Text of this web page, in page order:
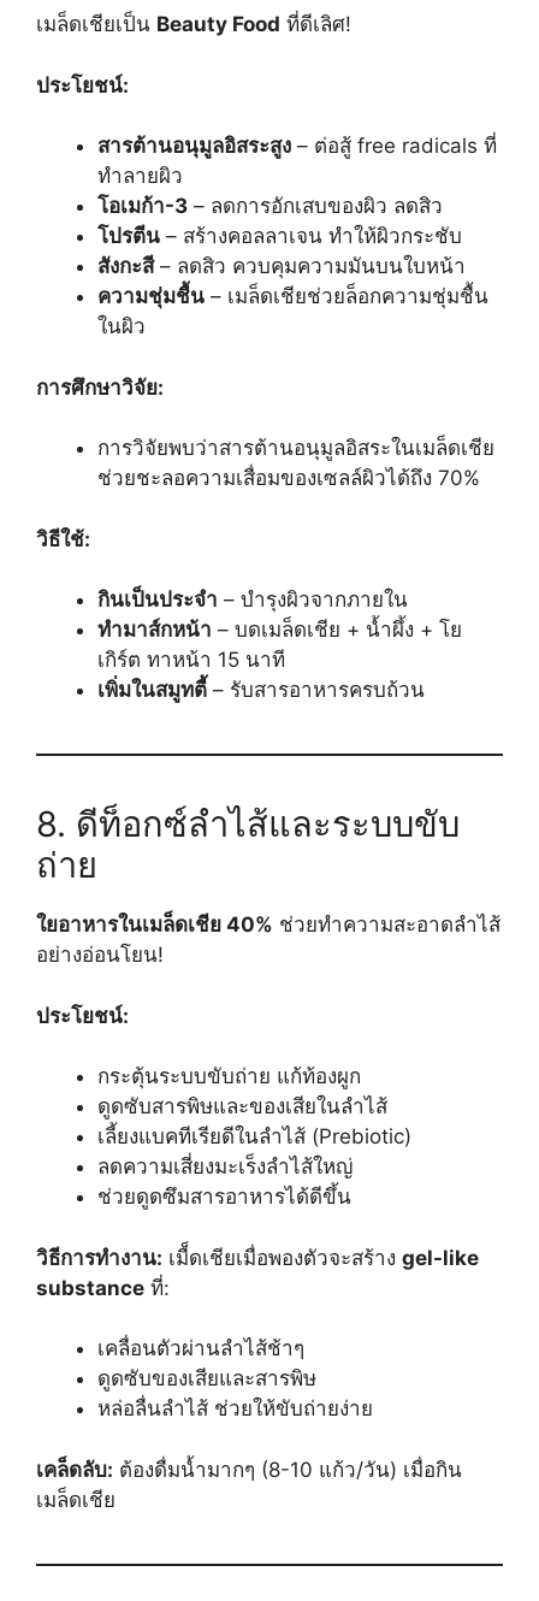
เมล็ดเชียเป็น Beauty Food ที่ดีเลิศ!
ประโยชน์:
สารต้านอนุมูลอิสระสูง – ต่อสู้ free radicals ที่
ทำลายผิว
โอเมก้า-3 – ลดการอักเสบของผิว ลดสิว
โปรตีน – สร้างคอลลาเจน ทำให้ผิวกระชับ
สังกะสี– ลดสิว ควบคุมความมันบนใบหน้า
ความชุ่มชื้น – เมล็ดเชียช่วยล็อกความชุ่มชื้น
ในผิว
การศึกษาวิจัย:
การวิจัยพบว่าสารต้านอนุมูลอิสระในเมล็ดเชีย
ช่วยชะลอความเสื่อมของเซลล์ผิวได้ถึง 70%
วิธีใช้:
กินเป็นประจำ – บำรุงผิวจากภายใน
ทำมาส์กหน้า – บดเมล็ดเชีย + น้ำผึ้ง + โย
เกิร์ต ทาหน้า 15 นาที
เพิ่มในสมูทตี้ – รับสารอาหารครบถ้วน
8. ดีท็อกซ์ลำไส้และระบบขับ
ถ่าย
ใยอาหารในเมล็ดเชีย 40% ช่วยทำความสะอาดลำไส้
อย่างอ่อนโยน!
ประโยชน์:
กระตุ้นระบบขับถ่าย แก้ท้องผูก
ดูดซับสารพิษและของเสียในลำไส้
เลี้ยงแบคทีเรียดีในลำไส้ (Prebiotic)
ลดความเสี่ยงมะเร็งลำไส้ใหญ่
ช่วยดูดซึมสารอาหารได้ดีขึ้น
วิธีการทำงาน: เมื็ดเชียเมื่อพองตัวจะสร้าง gel-like
substance ที่:
เคลื่อนตัวผ่านลำไส้ช้าๆ
ดูดซับของเสียและสารพิษ
หล่อลื่นลำไส้ ช่วยให้ขับถ่ายง่าย
เคล็ดลับ: ต้องดื่มน้ำมากๆ (8-10 แก้ว/วัน) เมื่อกิน
เมล็ดเชีย